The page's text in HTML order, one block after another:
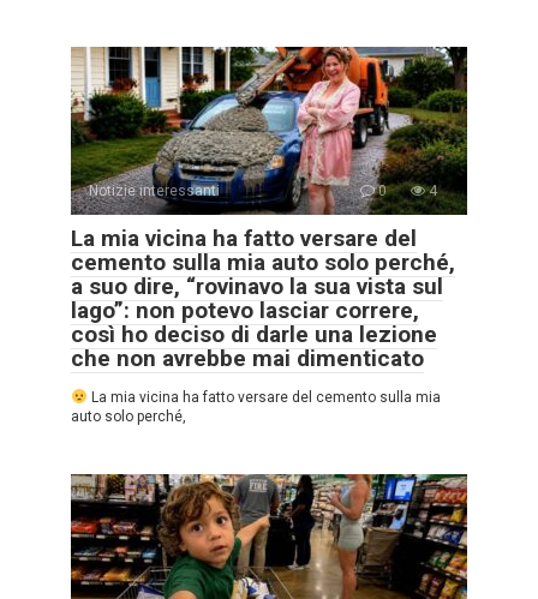
Notizie interessanti 0 4
La mia vicina ha fatto versare del
cemento sulla mia auto solo perché,
a suo dire, “rovinavo la sua vista sul
lago”: non potevo lasciar correre,
così ho deciso di darle una lezione
che non avrebbe mai dimenticato
La mia vicina ha fatto versare del cemento sulla mia
auto solo perché,